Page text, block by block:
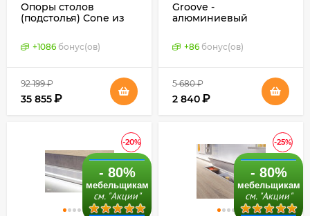
Опоры столов
(подстолья) Cone из
алюминиевых
профилей, Schuco,
+1086 бонус(ов)
92 199 ₽
35 855₽
Groove -
алюминиевый
подсветкой для
кухонной
система
+86 бонус(ов)
5 680 ₽
2 840₽
-20%
- 80%
мебельщикам
см. "Акции"
-25%
- 80%
мебельщикам
см. "Акции"